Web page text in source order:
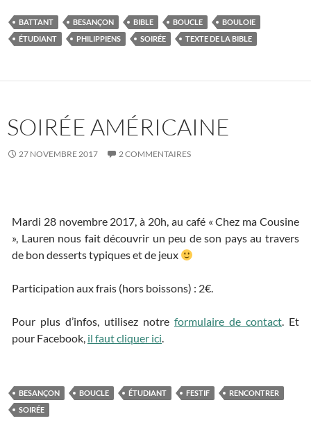
BATTANT BESANÇON BIBLE BOUCLE
BOULOIE
ÉTUDIANT
PHILIPPIENS SOIRÉE TEXTE DE LA BIBLE
SOIRÉE AMÉRICAINE
27 NOVEMBRE 2017 2 COMMENTAIRES
Mardi 28 novembre 2017, à 20h, au café « Chez ma Cousine
», Lauren nous fait découvrir un peu de son pays au travers
de bon desserts typiques et de jeux
Participation aux frais (hors boissons) : 2€.
Pour plus d’infos, utilisez notre formulaire de contact. Et
pour Facebook, il faut cliquer ici.
BESANÇON BOUCLE ÉTUDIANT FESTIF
RENCONTRER
SOIRÉE